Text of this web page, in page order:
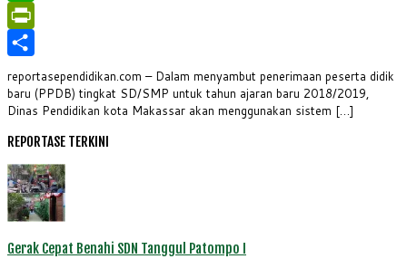
WhatsApp
PrintFriendly
Share
reportasependidikan.com – Dalam menyambut penerimaan peserta didik
baru (PPDB) tingkat SD/SMP untuk tahun ajaran baru 2018/2019,
Dinas Pendidikan kota Makassar akan menggunakan sistem […]
REPORTASE TERKINI
Gerak Cepat Benahi SDN Tanggul Patompo I